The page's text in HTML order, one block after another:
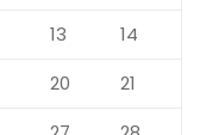
13
14
20
21